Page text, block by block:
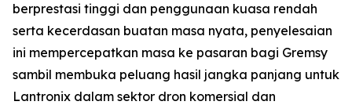
berprestasi tinggi dan penggunaan kuasa rendah
serta kecerdasan buatan masa nyata, penyelesaian
ini mempercepatkan masa ke pasaran bagi Gremsy
sambil membuka peluang hasil jangka panjang untuk
Lantronix dalam sektor dron komersial dan